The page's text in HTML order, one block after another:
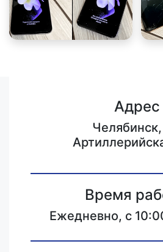
Адрес
Челябинск,
Время
Ежедневно, с